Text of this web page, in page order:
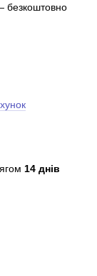
безкоштовно
14 днів